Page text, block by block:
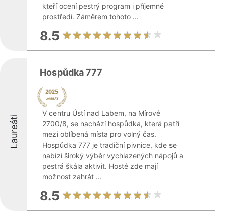
kteří ocení pestrý program i příjemné
prostředí. Záměrem tohoto ...
8.5
Laureáti
Hospůdka 777
V centru Ústí nad Labem, na Mírové
2700/8, se nachází hospůdka, která patří
mezi oblíbená místa pro volný čas.
Hospůdka 777 je tradiční pivnice, kde se
nabízí široký výběr vychlazených nápojů a
pestrá škála aktivit. Hosté zde mají
možnost zahrát ...
8.5